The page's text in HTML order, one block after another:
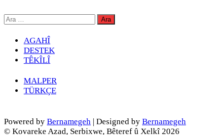
Arama:
AGAHÎ
DESTEK
TÊKÎLÎ
MALPER
TÜRKÇE
Powered by Bernamegeh | Designed by Bernamegeh
© Kovareke Azad, Serbixwe, Bêteref û Xelkî 2026